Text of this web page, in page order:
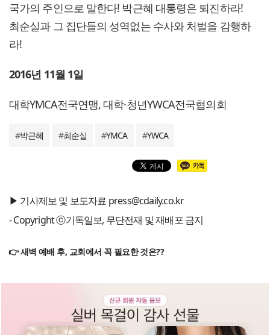
국가의 주인으로 말한다! 박근혜 대통령은 퇴진하라!
최순실과 그 집단들의 성역없는 수사와 처벌을 감행하
라!
2016년 11월 1일
대학YMCA전국연맹, 대학·청년YWCA전국협의회
#박근혜 #최순실 #YMCA #YWCA
▶ 기사제보 및 보도자료 press@cdaily.co.kr
- Copyright ⓒ기독일보, 무단전재 및 재배포 금지
👉 새벽 예배 후, 교회에서 꼭 필요한 것은??